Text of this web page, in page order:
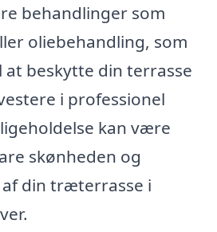
behandlinger som
oliebehandling, som
beskytte din terrasse
i professionel
kan være
skønheden og
din træterrasse i